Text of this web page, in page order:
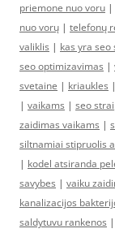
priemone nuo voru |
nuo vorų | telefonų
valiklis | kas yra seo
seo optimizavimas |
svetaine | kriaukles |
| vaikams | seo
zaidimas vaikams |
siltnamiai stipruolis
| kodel atsiranda
savybes | vaiku
kanalizacijos
saldytuvu rankenos |